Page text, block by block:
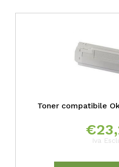
Toner compatibile
€
Iva